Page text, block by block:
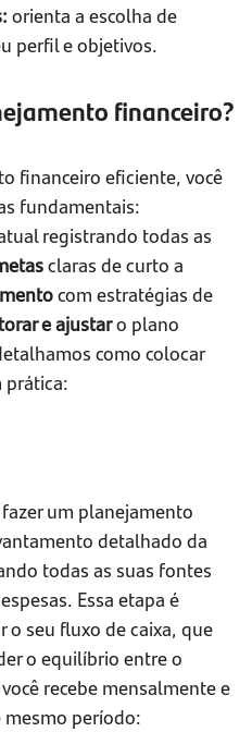
orienta a escolha de
perfil e objetivos.
financeiro?
financeiro eficiente, você
fundamentais:
registrando todas as
claras de curto a
com estratégias de
e ajustaro plano
como colocar
prática:
um planejamento
detalhado da
todas as suas fontes
Essa etapa é
seu fluxo de caixa, que
o equilíbrio entre o
recebe mensalmente e
mesmo período: